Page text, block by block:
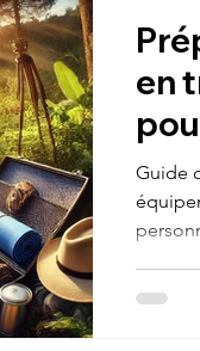
en
Guide